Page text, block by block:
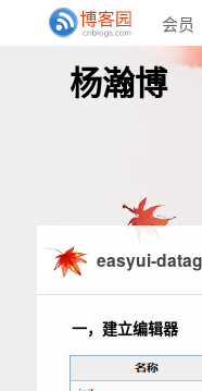
会员
杨瀚博
easyui-
一，建立编辑器